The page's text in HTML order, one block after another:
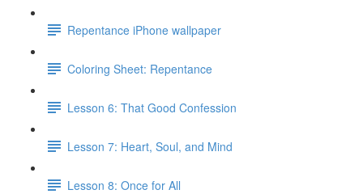
Repentance iPhone wallpaper
Coloring Sheet: Repentance
Lesson 6: That Good Confession
Lesson 7: Heart, Soul, and Mind
Lesson 8: Once for All